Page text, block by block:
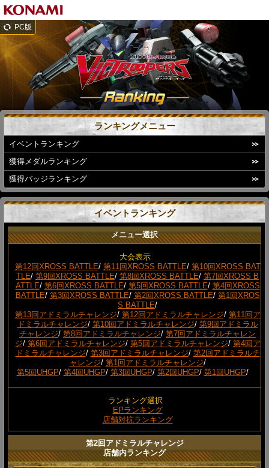
PC版
ランキングメニュー
イベントランキング
獲得メダルランキング
獲得バッジランキング
イベントランキング
メニュー選択
大会表示
第12回XROSS BATTLE/ 第11回XROSS BATTLE/ 第10回XROSS BAT
TLE/ 第9回XROSS BATTLE/ 第8回XROSS BATTLE/ 第7回XROSS B
ATTLE/ 第6回XROSS BATTLE/ 第5回XROSS BATTLE/ 第4回XROSS
BATTLE/ 第3回XROSS BATTLE/ 第2回XROSS BATTLE/ 第1回XROS
S BATTLE/
第13回アドミラルチャレンジ/ 第12回アドミラルチャレンジ/ 第11回ア
ドミラルチャレンジ/ 第10回アドミラルチャレンジ/ 第9回アドミラル
チャレンジ/ 第8回アドミラルチャレンジ/ 第7回アドミラルチャレン
ジ/ 第6回アドミラルチャレンジ/ 第5回アドミラルチャレンジ/ 第4回ア
ドミラルチャレンジ/ 第3回アドミラルチャレンジ/ 第2回アドミラルチ
ャレンジ/ 第1回アドミラルチャレンジ/
第5回UHGP/ 第4回UHGP/ 第3回UHGP/ 第2回UHGP/ 第1回UHGP/
ランキング選択
EPランキング
店舗対抗ランキング
第2回アドミラルチャレンジ
店舗内ランキング